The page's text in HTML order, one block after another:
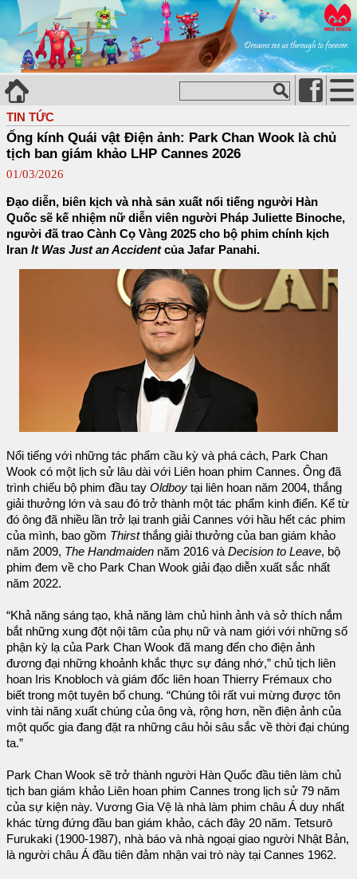
TIN TỨC
Ống kính Quái vật Điện ảnh: Park Chan Wook là chủ
tịch ban giám khảo LHP Cannes 2026
01/03/2026
Đạo diễn, biên kịch và nhà sản xuất nổi tiếng người Hàn
Quốc sẽ kế nhiệm nữ diễn viên người Pháp Juliette Binoche,
người đã trao Cành Cọ Vàng 2025 cho bộ phim chính kịch
Iran It Was Just an Accidentcủa Jafar Panahi.
Nổi tiếng với những tác phẩm cầu kỳ và phá cách, Park Chan
Wook có một lịch sử lâu dài với Liên hoan phim Cannes. Ông đã
trình chiếu bộ phim đầu tay Oldboy tại liên hoan năm 2004, thắng
giải thưởng lớn và sau đó trở thành một tác phẩm kinh điển. Kể từ
đó ông đã nhiều lần trở lại tranh giải Cannes với hầu hết các phim
của mình, bao gồm Thirstthắng giải thưởng của ban giám khảo
năm 2009, The Handmaiden năm 2016 và Decision to Leave, bộ
phim đem về cho Park Chan Wook giải đạo diễn xuất sắc nhất
năm 2022.
“Khả năng sáng tạo, khả năng làm chủ hình ảnh và sở thích nắm
bắt những xung đột nội tâm của phụ nữ và nam giới với những số
phận kỳ lạ của Park Chan Wook đã mang đến cho điện ảnh
đương đại những khoảnh khắc thực sự đáng nhớ,” chủ tịch liên
hoan Iris Knobloch và giám đốc liên hoan Thierry Frémaux cho
biết trong một tuyên bố chung. “Chúng tôi rất vui mừng được tôn
vinh tài năng xuất chúng của ông và, rộng hơn, nền điện ảnh của
một quốc gia đang đặt ra những câu hỏi sâu sắc về thời đại chúng
ta.”
Park Chan Wook sẽ trở thành người Hàn Quốc đầu tiên làm chủ
tịch ban giám khảo Liên hoan phim Cannes trong lịch sử 79 năm
của sự kiện này. Vương Gia Vệ là nhà làm phim châu Á duy nhất
khác từng đứng đầu ban giám khảo, cách đây 20 năm. Tetsurō
Furukaki (1900-1987), nhà báo và nhà ngoại giao người Nhật Bản,
là người châu Á đầu tiên đảm nhận vai trò này tại Cannes 1962.